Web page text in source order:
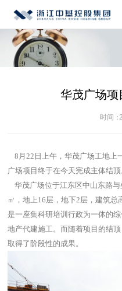
华茂广场项
时间：
8月22日上午，华茂广场工地上
广场项目终于在今天完成主体结顶
华茂广场位于江东区中山东路与
㎡，地上16层，地下2层，建筑总
是一座集科研培训行政为一体的
地产代建施工。而随着项目的结
取得了阶段性的成果。